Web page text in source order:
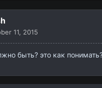
11, 2015
быть? это как